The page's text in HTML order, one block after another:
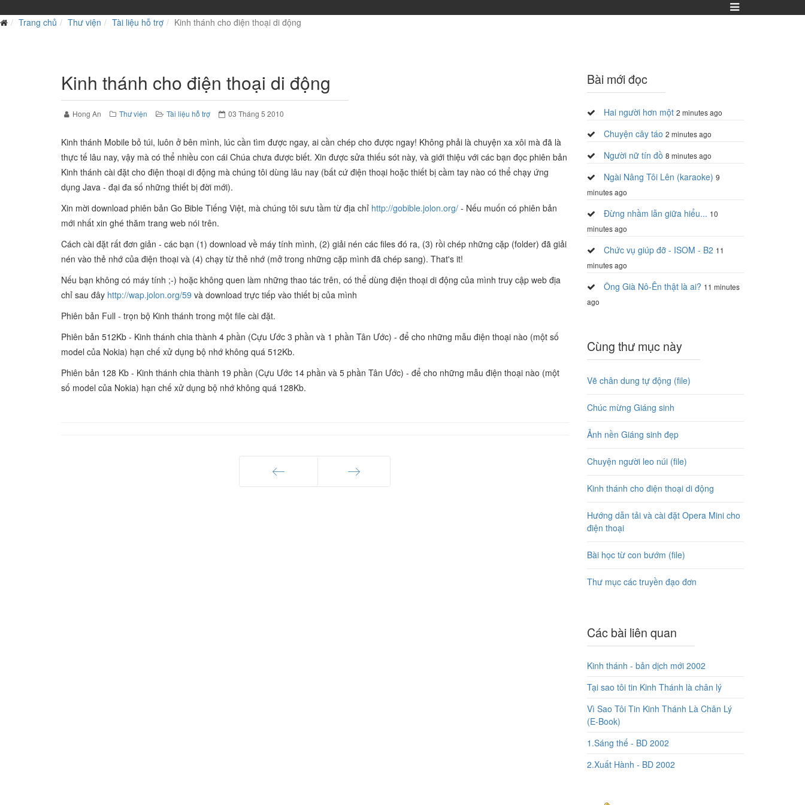
Trang chủ Thư viện Tài liệu hỗ trợ Kinh thánh cho điện thoại di động
Kinh thánh cho điện thoại di động
Hong An Thư viện Tài liệu hỗ trợ 03 Tháng 5 2010
Kinh thánh Mobile bỏ túi, luôn ở bên mình, lúc cần tìm được ngay, ai cần chép cho được ngay! Không phải là chuyện xa xôi mà đã là
thực tế lâu nay, vậy mà có thể nhiều con cái Chúa chưa được biết. Xin được sửa thiếu sót này, và giới thiệu với các bạn đọc phiên bản
Kinh thánh cài đặt cho điện thoại di động mà chúng tôi dùng lâu nay (bất cứ điện thoại hoặc thiết bị cầm tay nào có thể chạy ứng
dụng Java - đại đa số những thiết bị đời mới).
Xin mời download phiên bản Go Bible Tiếng Việt, mà chúng tôi sưu tầm từ địa chỉ http://gobible.jolon.org/ - Nếu muốn có phiên bản
mới nhất xin ghé thăm trang web nói trên.
Cách cài đặt rất đơn giản - các bạn (1) download về máy tính mình, (2) giải nén các files đó ra, (3) rồi chép những cặp (folder) đã giải
nén vào thẻ nhớ của điện thoại và (4) chạy từ thẻ nhớ (mở trong những cặp mình đã chép sang). That's it!
Nếu bạn không có máy tính ;-) hoặc không quen làm những thao tác trên, có thể dùng điện thoại di động của mình truy cập web địa
chỉ sau đây http://wap.jolon.org/59 và download trực tiếp vào thiết bị của mình
Phiên bản Full - trọn bộ Kinh thánh trong một file cài đặt.
Phiên bản 512Kb - Kinh thánh chia thành 4 phần (Cựu Ước 3 phần và 1 phần Tân Ước) - để cho những mẫu điện thoại nào (một số
model của Nokia) hạn chế xử dụng bộ nhớ không quá 512Kb.
Phiên bản 128 Kb - Kinh thánh chia thành 19 phần (Cựu Ước 14 phần và 5 phần Tân Ước) - để cho những mẫu điện thoại nào (một
số model của Nokia) hạn chế xử dụng bộ nhớ không quá 128Kb.
Bài mới đọc
Hai người hơn một 2 minutes ago
Chuyện cây táo 2 minutes ago
Người nữ tín đồ 8 minutes ago
Ngài Nâng Tôi Lên (karaoke) 9
minutes ago
Đừng nhầm lẫn giữa hiểu... 10
minutes ago
Chức vụ giúp đỡ - ISOM - B2 11
minutes ago
Ông Già Nô-Ên thật là ai? 11 minutes
ago
Cùng thư mục này
Vẽ chân dung tự động (file)
Chúc mừng Giáng sinh
Ảnh nền Giáng sinh đẹp
Chuyện người leo núi (file)
Kinh thánh cho điện thoại di động
Hướng dẫn tải và cài đặt Opera Mini cho
điện thoại
Bài học từ con bướm (file)
Thư mục các truyền đạo đơn
Các bài liên quan
Kinh thánh - bản dịch mới 2002
Tại sao tôi tin Kinh Thánh là chân lý
Vì Sao Tôi Tin Kinh Thánh Là Chân Lý
(E-Book)
1.Sáng thế - BD 2002
2.Xuất Hành - BD 2002